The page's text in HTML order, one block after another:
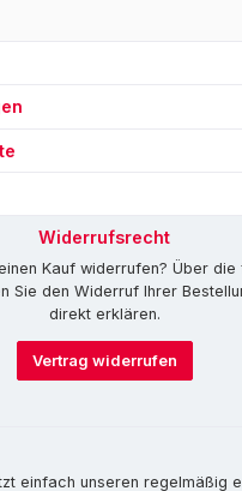
Widerrufsrecht
Kauf widerrufen? Über die
Sie den Widerruf Ihrer
direkt erklären.
Vertrag widerrufen
einfach unseren regelmäßig